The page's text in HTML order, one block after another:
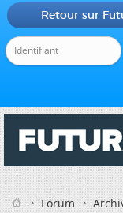
Retour sur
Forum